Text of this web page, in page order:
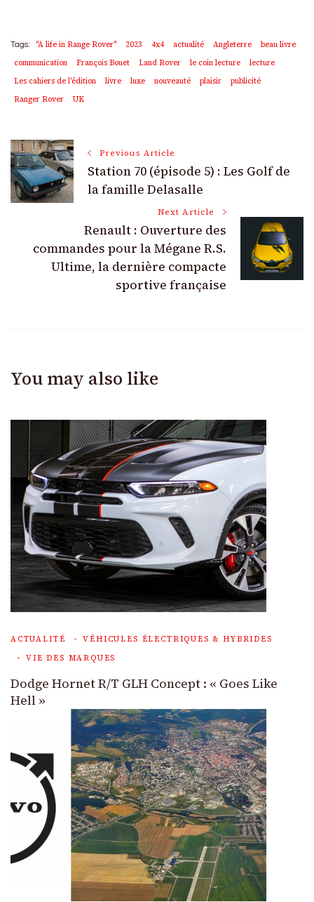
Tags: "A life in Range Rover" 2023 4x4 actualité Angleterre
beau livre
communication
François Bouet Land Rover le coin lecture
lecture
Les cahiers de l'édition
livre luxe nouveauté plaisir
publicité
Ranger Rover
UK
Post
Navigation
Previous Article
Station 70 (épisode 5) : Les Golf de
la famille Delasalle
Next Article
Renault : Ouverture des
commandes pour la Mégane R.S.
Ultime, la dernière compacte
sportive française
You may also like
ACTUALITÉ
VÉHICULES ÉLECTRIQUES & HYBRIDES
VIE DES MARQUES
Dodge Hornet R/T GLH Concept : « Goes Like
Hell »